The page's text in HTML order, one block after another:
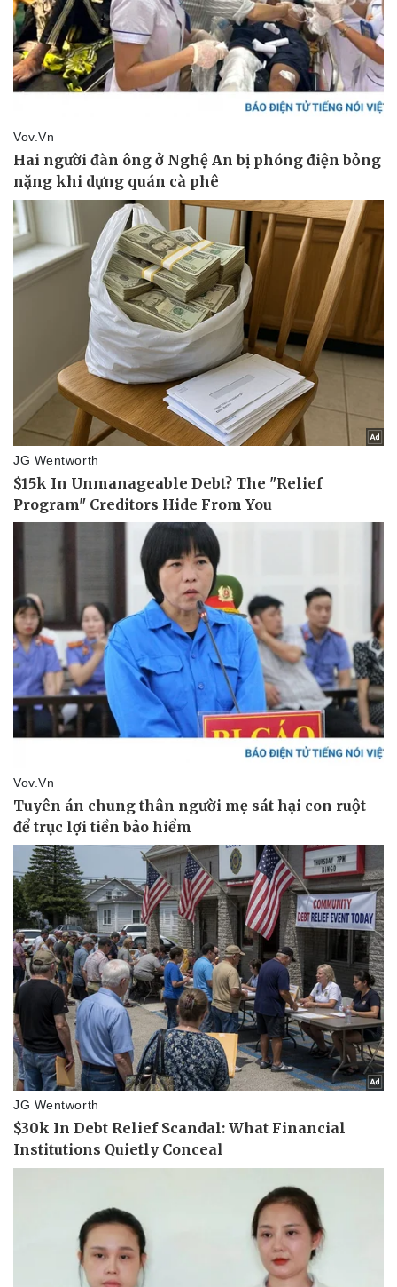
Pháp luật
Vụ án
Tin nóng
Tư vấn luật
Vũ khí
Việt Nam